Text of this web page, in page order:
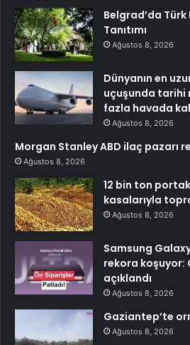
Belgrad’da
Tanıtımı
Ağustos 8, 2026
Dünyanın en
uçuşunda tarihi
fazla havada
Ağustos 8, 2026
Morgan Stanley ABD ilaç pazarı
Ağustos 8, 2026
12 bin ton
kasalarıyla
Ağustos 8, 2026
Samsung
rekora koşuyor:
açıklandı
Ağustos 8, 2026
Gaziantep’te
Ağustos 8, 2026